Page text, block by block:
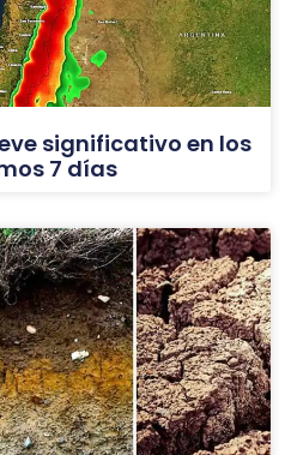
significativo en los
7 días